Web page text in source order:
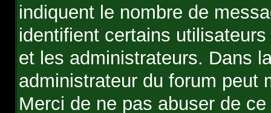
indiquent le nombre de
identifient certains
et les administrateurs. Dans
administrateur du forum peut
Merci de ne pas abuser de